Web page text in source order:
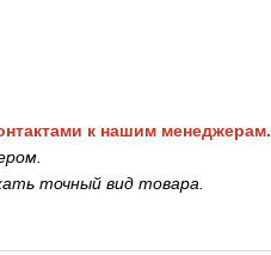
к нашим менеджерам.
точный вид товара.